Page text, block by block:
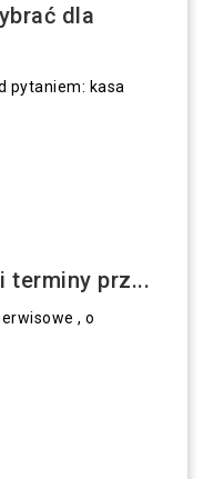
dla
pytaniem: kasa
terminy prz...
, o